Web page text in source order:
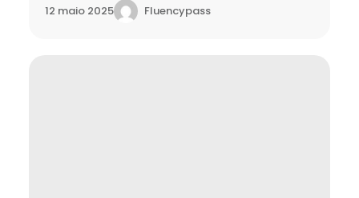
12 maio 2025 Fluencypass